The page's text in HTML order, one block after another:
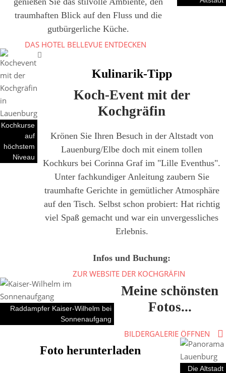
traumhaften Blick auf den Fluss und die
gutbürgerliche Küche.
DAS HOTEL BELLEVUE ENTDECKEN
Kochkurse
auf
höchstem
Niveau
Kulinarik-Tipp
Koch-Event mit der
Kochgräfin
Krönen Sie Ihren Besuch in der Altstadt von
Lauenburg/Elbe doch mit einem tollen
Kochkurs bei Corinna Graf im "Lille Eventhus".
Unter fachkundiger Anleitung zaubern Sie
traumhafte Gerichte in gemütlicher Atmosphäre
auf den Tisch. Selbst schon probiert: Hat richtig
viel Spaß gemacht und war ein unvergessliches
Erlebnis.
Infos und Buchung:
ZUR WEBSITE DER KOCHGRÄFIN
Raddampfer Kaiser-Wilhelm bei
Sonnenaufgang
Meine schönsten
Fotos...
BILDERGALERIE ÖFFNEN
Foto herunterladen
Die Altstadt